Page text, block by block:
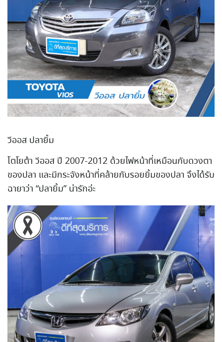
วีออส ปลายิ้ม
โตโยต้า วีออส ปี 2007-2012 ด้วยไฟหน้าที่เหมือนกับดวงตา
ของปลา และมีกระจังหน้าที่คล้ายกับรอยยิ้มของปลา จึงได้รับ
ฉายาว่า “ปลายิ้ม” น่ารักอ่ะ